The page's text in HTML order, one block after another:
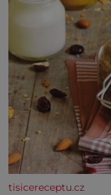
tisicereceptu.cz